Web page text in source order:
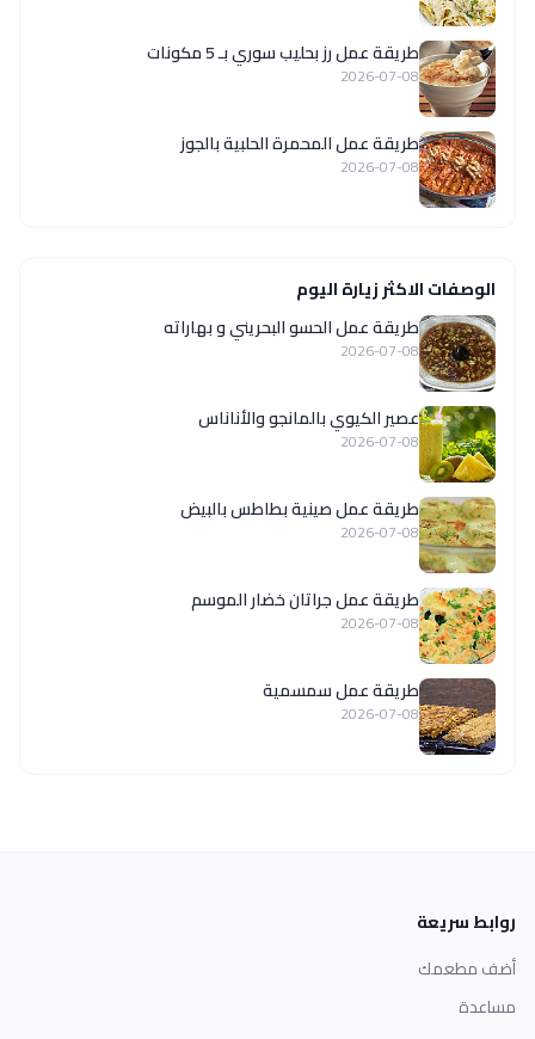
طريقة عمل رز بحليب سوري بـ 5 مكونات
2026-07-08
طريقة عمل المحمرة الحلبية بالجوز
2026-07-08
الوصفات الاكثر زيارة اليوم
طريقة عمل الحسو البحريني و بهاراته
2026-07-08
عصير الكيوي بالمانجو والأناناس
2026-07-08
طريقة عمل صينية بطاطس بالبيض
2026-07-08
طريقة عمل جراتان خضار الموسم
2026-07-08
طريقة عمل سمسمية
2026-07-08
روابط سريعة
أضف مطعمك
مساعدة